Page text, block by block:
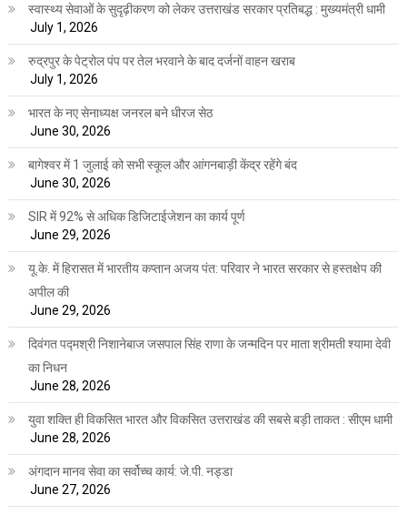
स्वास्थ्य सेवाओं के सुदृढ़ीकरण को लेकर उत्तराखंड सरकार प्रतिबद्ध : मुख्यमंत्री धामी
July 1, 2026
रुद्रपुर के पेट्रोल पंप पर तेल भरवाने के बाद दर्जनों वाहन खराब
July 1, 2026
भारत के नए सेनाध्यक्ष जनरल बने धीरज सेठ
June 30, 2026
बागेश्वर में 1 जुलाई को सभी स्कूल और आंगनबाड़ी केंद्र रहेंगे बंद
June 30, 2026
SIR में 92% से अधिक डिजिटाईजेशन का कार्य पूर्ण
June 29, 2026
यू.के. में हिरासत में भारतीय कप्तान अजय पंत: परिवार ने भारत सरकार से हस्तक्षेप की
अपील की
June 29, 2026
दिवंगत पद्मश्री निशानेबाज जसपाल सिंह राणा के जन्मदिन पर माता श्रीमती श्यामा देवी
का निधन
June 28, 2026
युवा शक्ति ही विकसित भारत और विकसित उत्तराखंड की सबसे बड़ी ताकत : सीएम धामी
June 28, 2026
अंगदान मानव सेवा का सर्वोच्च कार्य: जे.पी. नड्डा
June 27, 2026